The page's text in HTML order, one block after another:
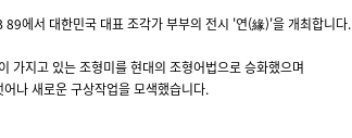
에서 대한민국 대표 조각가 부부의 전시 '연(緣)'을 개최합니다.
가지고 있는 조형미를 현대의 조형어법으로 승화했으며
나 새로운 구상작업을 모색했습니다.